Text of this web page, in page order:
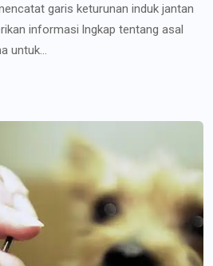
garis keturunan induk jantan
informasi lngkap tentang asal
untuk...